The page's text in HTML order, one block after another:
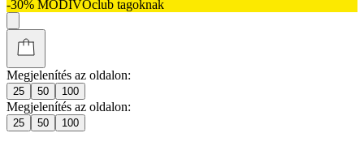
-30% MODIVOclub tagoknak
Megjelenítés az oldalon:
25 50 100
Megjelenítés az oldalon:
25 50 100